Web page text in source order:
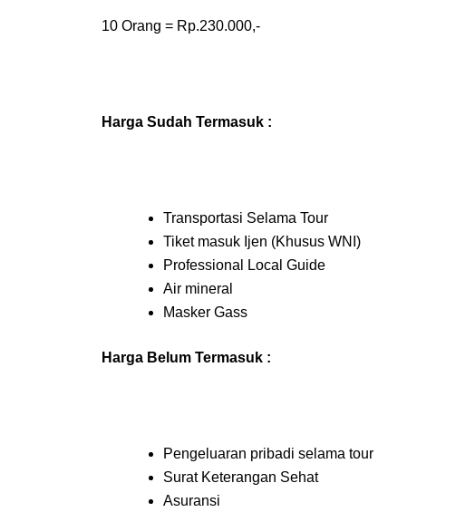
10 Orang = Rp.230.000,-
Harga Sudah Termasuk :
Transportasi Selama Tour
Tiket masuk Ijen (Khusus WNI)
Professional Local Guide
Air mineral
Masker Gass
Harga Belum Termasuk :
Pengeluaran pribadi selama tour
Surat Keterangan Sehat
Asuransi